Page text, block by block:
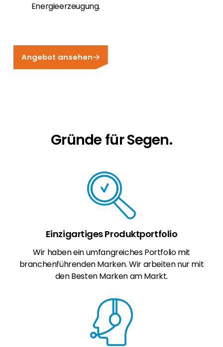
Energieerzeugung.
Angebot ansehen
Gründe für Segen.
Einzigartiges Produktportfolio
Wir haben ein umfangreiches Portfolio mit
branchenführenden Marken. Wir arbeiten nur mit
den Besten Marken am Markt.